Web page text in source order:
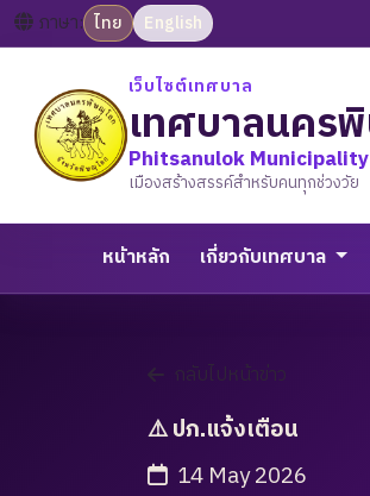
ภาษา: ไทย English
เว็บไซต์เทศบาล
เทศบาลนคร
Phitsanulok Municipality
เมืองสร้างสรรค์สำหรับคนทุกช่วงวัย
หน้าหลัก เกี่ยวกับเทศบาล
กลับไปหน้าข่าว
⚠️ ปภ.แจ้งเตือน
14 May 2026